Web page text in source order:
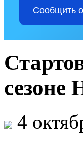
Сообщить
сезоне
4